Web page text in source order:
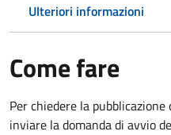
Ulteriori informazioni
Come fare
Per chiedere la
inviare la domanda di avvio